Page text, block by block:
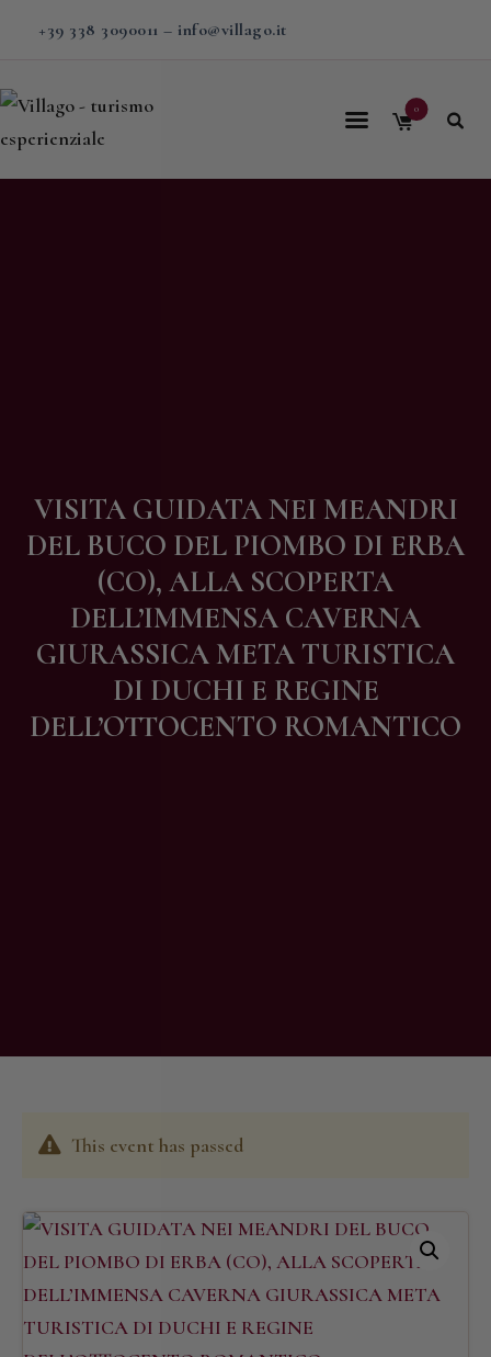
+39 338 3090011 – info@villago.it
0
VISITA GUIDATA NEI MEANDRI
DEL BUCO DEL PIOMBO DI ERBA
(CO), ALLA SCOPERTA
DELL’IMMENSA CAVERNA
GIURASSICA META TURISTICA
DI DUCHI E REGINE
DELL’OTTOCENTO ROMANTICO
Home
Contatti
This event has passed